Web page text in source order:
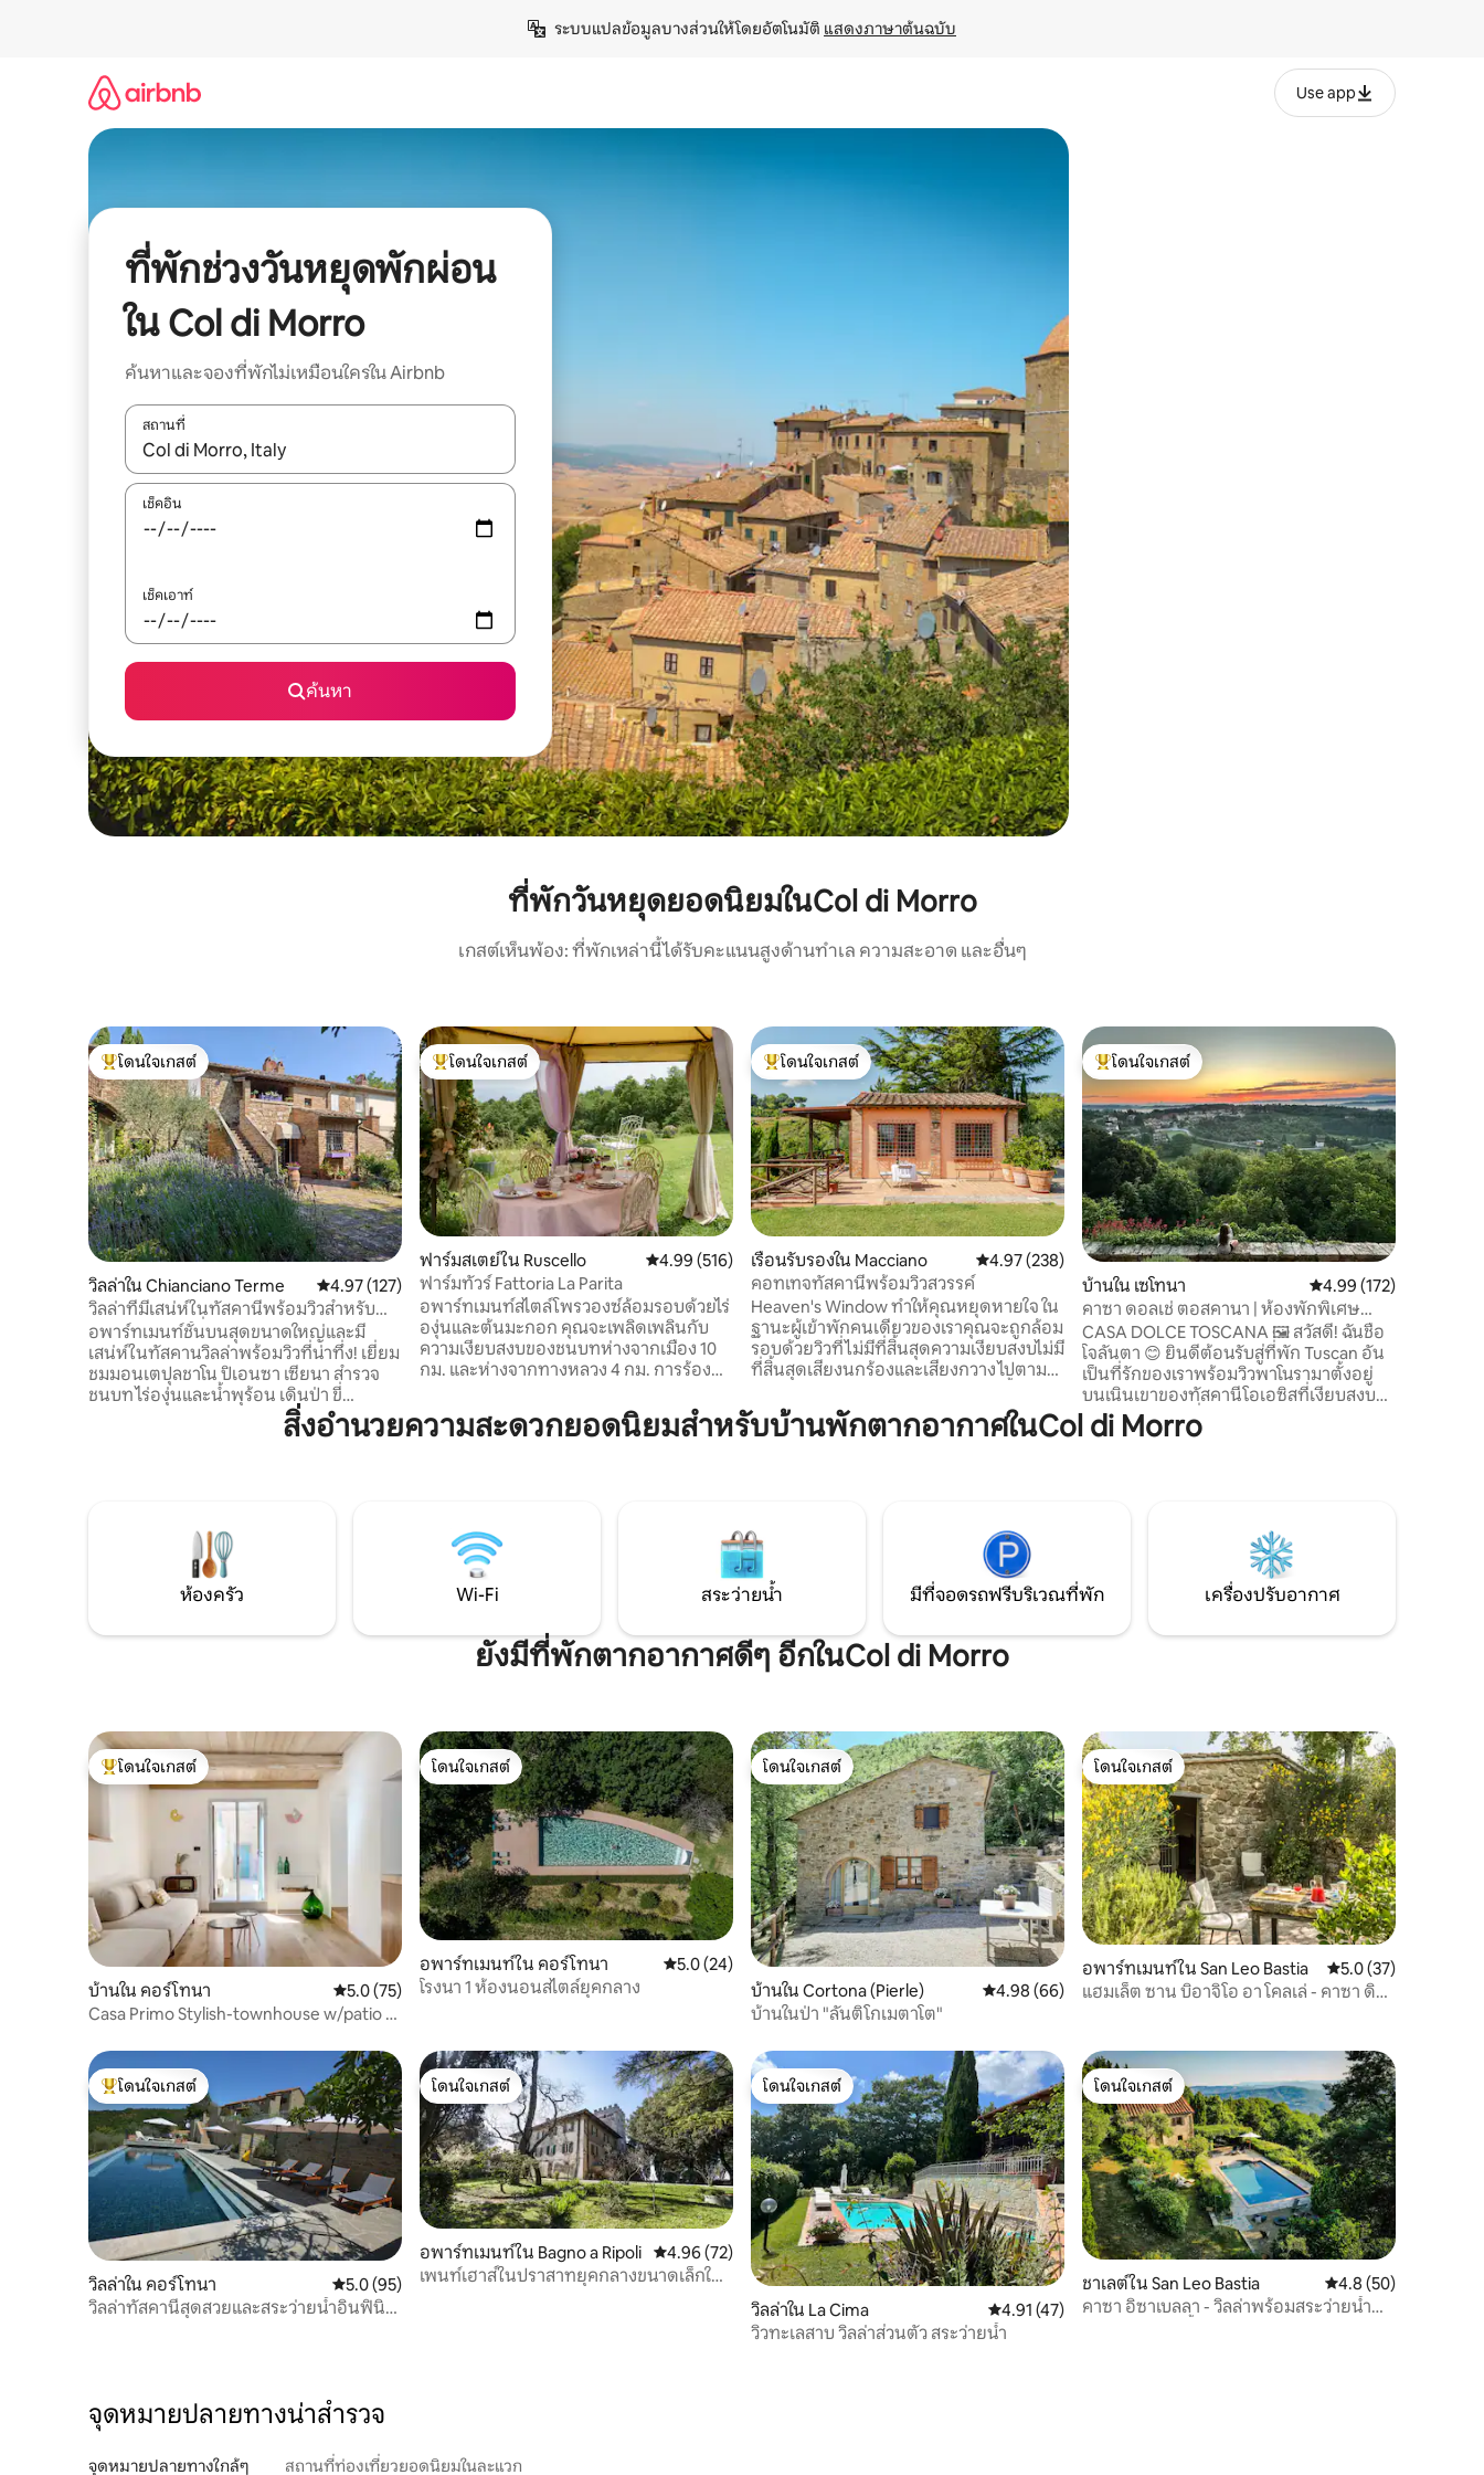
ระบบแปลข้อมูลบางส่วนให้โดยอัตโนมัติ แสดงภาษาต้นฉบับ
Use app
ที่พักช่วงวันหยุดพักผ่อน
ใน Col di Morro
ค้นหาและจองที่พักไม่เหมือนใครใน Airbnb
สถานที่
ใช้ลูกศรขึ้นลง หรือใช้การสัมผัสหรือปัด เพื่อสำรวจผลการค้นหา
เช็คอิน
เช็คเอาท์
ค้นหา
ที่พักวันหยุดยอดนิยมในCol di Morro
เกสต์เห็นพ้อง: ที่พักเหล่านี้ได้รับคะแนนสูงด้านทำเล ความสะอาด และอื่นๆ
โดนใจเกสต์ที่สุด
โดนใจเกสต์
วิลล่าใน Chianciano Terme คะแนนเฉลี่ย 4.97 จาก 5, 127 รีวิว
4.97 (127)
วิลล่าที่มีเสน่ห์ในทัสคานีพร้อมวิวสำหรับ
ครอบครัวและเพื่อน
อพาร์ทเมนท์ชั้นบนสุดขนาดใหญ่และมี
เสน่ห์ในทัสคานวิลล่าพร้อมวิวที่น่าทึ่ง! เยี่ยม
ชมมอนเตปุลชาโน ปิเอนซา เซียนา สำรวจ
ชนบท ไร่องุ่นและน้ำพุร้อน เดินป่า ขี่
จักรยานไฟฟ้า เดินเล่นหรือขับรถ! ห้องสวี
ทกว้างขวางสองห้องพร้อมเตียงคุณภาพสูง
ค่ำส่วนตัว อ่างน้ำร้อนใหม่หันหน้าไปทาง
ยอดเขาสีเขียว! เอ็กซ์พีเรียนซ์ทัสคานีใน
ฐานะคนท้องถิ่นกับผู้จัดเอ็กซ์พีเรียนซ์ใน
ท้องถิ่นของคุณ!
โดนใจเกสต์ที่สุด
โดนใจเกสต์
ฟาร์มสเตย์ใน Ruscello คะแนนเฉลี่ย 4.99 จาก 5, 516 รีวิว
4.99 (516)
ฟาร์มทัวร์ Fattoria La Parita
อพาร์ทเมนท์สไตล์โพรวองซ์ล้อมรอบด้วยไร่
องุ่นและต้นมะกอก คุณจะเพลิดเพลินกับ
ความเงียบสงบของชนบทห่างจากเมือง 10
กม. และห่างจากทางหลวง 4 กม. การร้อง
เสียงประกอบของห้องนั่งเล่นในขณะที่กวาง
โรลุกโชนท่ามกลางต้นมะกอก รวมอาหาร
เด็กอายุน้อยกว่า 5 ปี) มี Wallbox EV ให้
บริการ
โดนใจเกสต์ที่สุด
โดนใจเกสต์
เรือนรับรองใน Macciano คะแนนเฉลี่ย 4.97 จาก 5, 238 รีวิว
4.97 (238)
คอทเทจทัสคานีพร้อมวิวสวรรค์
Heaven's Window ทำให้คุณหยุดหายใจ ใน
ฐานะผู้เข้าพักคนเดียวของเราคุณจะถูกล้อม
รอบด้วยวิวที่ไม่มีที่สิ้นสุดความเงียบสงบไม่มี
ที่สิ้นสุดเสียงนกร้องและเสียงกวาง ไปตาม
เฟอเรทและหมูป่า เก็บนกกระสาเม่นสูดลม
หายใจ! อยู่กึ่งกลางระหว่างโรมและ
Montalcino ที่เต็มไปด้วยไวน์ชั้นยอด
โดนใจเกสต์ที่สุด
โดนใจเกสต์
บ้านใน เซโทนา คะแนนเฉลี่ย 4.99 จาก
4.99 (172)
คาซา ดอลเช่ ตอสคานา | ห้องพักพิเศษ
พร้อมวิวพาโนรามา
CASA DOLCE TOSCANA 🖼️ สวัสดี! ฉันชื่อ
โจลันตา 😊 ยินดีต้อนรับสู่ที่พัก Tuscan อัน
เป็นที่รักของเราพร้อมวิวพาโนรามาตั้งอยู่
บนเนินเขาของทัสคานีโอเอซิสที่เงียบสงบ
เหมาะสำหรับผู้ที่ต้องการพักผ่อนและมี
ประสบการณ์ที่แท้จริง ที่พักของเราตั้งอยู่
หมู่บ้านเซโตนาที่มีชื่อเสียงด้านล่างปราสาท
มองเห็นหุบเขาและกลิ่นอายของทัสคานี
สิ่งอำนวยความสะดวกยอดนิยมสำหรับบ้านพักตากอากาศในCol di Morro
ห้องครัว Wi-Fi สระว่ายน้ำ มีที่จอดรถฟรีบริเวณที่พัก เครื่องปรับอากาศ
ยังมีที่พักตากอากาศดีๆ อีกในCol di Morro
โดนใจเกสต์ที่สุด
โดนใจเกสต์
บ้านใน คอร์โทนา คะแนนเฉลี่ย 5.0 จาก 5, 75 รีวิว
5.0 (75)
Casa Primo Stylish-townhouse w/patio &
โดนใจเกสต์
โดนใจเกสต์
อพาร์ทเมนท์ใน คอร์โทนา คะแนนเฉลี่ย 5.0 จาก 5, 24 รีวิว
5.0 (24)
โรงนา 1 ห้องนอนสไตล์ยุคกลาง
โดนใจเกสต์
โดนใจเกสต์
บ้านใน Cortona (Pierle) คะแนนเฉลี่ย 4.98 จาก 5, 66 รีวิว
4.98 (66)
บ้านในป่า "ลันติโกเมตาโต"
โดนใจเกสต์
โดนใจเกสต์
อพาร์ทเมนท์ใน San Leo Bastia คะแนนเฉลี่ย 5.0 จาก
5.0 (37)
แฮมเล็ต ซาน บิอาจิโอ อา โคลเล่ - คาซา ดิ
โดนใจเกสต์ที่สุด
โดนใจเกสต์
วิลล่าใน คอร์โทนา คะแนนเฉลี่ย 5.0 จาก 5, 95 รีวิว
5.0 (95)
วิลล่าทัสคานีสุดสวยและสระว่ายน้ำอินฟินิตี้
โดนใจเกสต์
โดนใจเกสต์
อพาร์ทเมนท์ใน Bagno a Ripoli คะแนนเฉลี่ย 4.96 จาก 5, 72 รีวิว
4.96 (72)
เพนท์เฮาส์ในปราสาทยุคกลางขนาดเล็กใกล้
โดนใจเกสต์
โดนใจเกสต์
วิลล่าใน La Cima คะแนนเฉลี่ย 4.91 จาก 5, 47 รีวิว
4.91 (47)
วิวทะเลสาบ วิลล่าส่วนตัว สระว่ายน้ำ
โดนใจเกสต์
โดนใจเกสต์
ชาเลต์ใน San Leo Bastia คะแนนเฉลี่ย 4.8 จาก
4.8 (50)
คาซา อิซาเบลลา - วิลล่าพร้อมสระว่ายน้ำ
จุดหมายปลายทางน่าสำรวจ
จุดหมายปลายทางใกล้ๆ สถานที่ท่องเที่ยวยอดนิยมในละแวก